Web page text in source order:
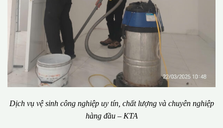
Dịch vụ vệ sinh công nghiệp uy tín, chất lượng và chuyên nghiệp
hàng đầu – KTA